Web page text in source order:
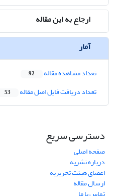
ارجاع به این مقاله
آمار
تعداد مشاهده مقاله 92
تعداد دریافت فایل اصل مقاله 53
دسترسی سریع
صفحه اصلی
درباره نشریه
اعضای هیئت تحریریه
ارسال مقاله